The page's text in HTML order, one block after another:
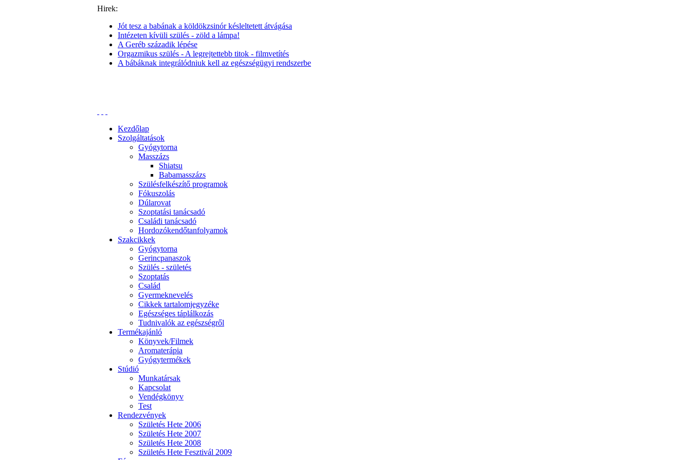
Hirek:
Jót tesz a babának a köldökzsinór késleltetett átvágása
Intézeten kívüli szülés - zöld a lámpa!
A Geréb századik lépése
Orgazmikus szülés - A legrejtettebb titok - filmvetítés
A bábáknak integrálódniuk kell az egészségügyi rendszerbe
Kezdőlap
Szolgáltatások
Gyógytorna
Masszázs
Shiatsu
Babamasszázs
Szülésfelkészítő programok
Fókuszolás
Dúlarovat
Szoptatási tanácsadó
Családi tanácsadó
Hordozókendőtanfolyamok
Szakcikkek
Gyógytorna
Gerincpanaszok
Szülés - születés
Szoptatás
Család
Gyermeknevelés
Cikkek tartalomjegyzéke
Egészséges táplálkozás
Tudnivalók az egészségről
Termékajánló
Könyvek/Filmek
Aromaterápia
Gyógytermékek
Stúdió
Munkatársak
Kapcsolat
Vendégkönyv
Test
Rendezvények
Születés Hete 2006
Születés Hete 2007
Születés Hete 2008
Születés Hete Fesztivál 2009